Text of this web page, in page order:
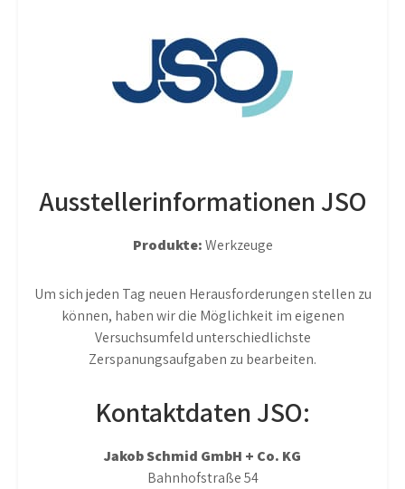
Ausstellerinformationen JSO
Produkte:Werkzeuge
Um sich jeden Tag neuen Herausforderungen stellen zu
können, haben wir die Möglichkeit im eigenen
Versuchsumfeld unterschiedlichste
Zerspanungsaufgaben zu bearbeiten.
Kontaktdaten JSO:
Jakob Schmid GmbH + Co. KG
Bahnhofstraße 54